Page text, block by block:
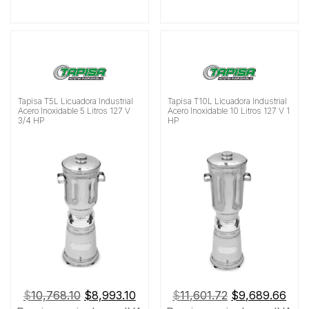
Tapisa T5L Licuadora Industrial
Acero Inoxidable 5 Litros 127 V
3/4 HP
$10,768.10 El
$8,993.10El
Tapisa T10L Licuadora Industrial
Acero Inoxidable 10 Litros 127 V 1
HP
$11,601.72 El
$9,689.66